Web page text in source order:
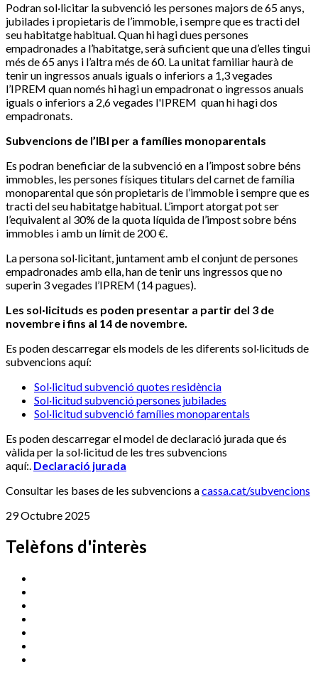
Podran sol·licitar la subvenció les persones majors de 65 anys,
jubilades i propietaris de l’immoble, i sempre que es tracti del
seu habitatge habitual. Quan hi hagi dues persones
empadronades a l’habitatge, serà suficient que una d’elles tingui
més de 65 anys i l’altra més de 60. La unitat familiar haurà de
tenir un ingressos anuals iguals o inferiors a 1,3 vegades
l’IPREM quan només hi hagi un empadronat o ingressos anuals
iguals o inferiors a 2,6 vegades l'IPREM quan hi hagi dos
empadronats.
Subvencions de l’IBI per a famílies monoparentals
Es podran beneficiar de la subvenció en a l’impost sobre béns
immobles, les persones físiques titulars del carnet de família
monoparental que són propietaris de l’immoble i sempre que es
tracti del seu habitatge habitual. L’import atorgat pot ser
l’equivalent al 30% de la quota líquida de l’impost sobre béns
immobles i amb un límit de 200 €.
La persona sol·licitant, juntament amb el conjunt de persones
empadronades amb ella, han de tenir uns ingressos que no
superin 3 vegades l’IPREM (14 pagues).
Les sol·licituds es poden presentar a partir del 3 de
novembre i fins al 14 de novembre.
Es poden descarregar els models de les diferents sol·licituds de
subvencions aquí:
Sol·licitud subvenció quotes residència
Sol·licitud subvenció persones jubilades
Sol·licitud subvenció famílies monoparentals
Es poden descarregar el model de declaració jurada que és
vàlida per la sol·licitud de les tres subvencions
aquí:. Declaració jurada
Consultar les bases de les subvencions acassa.cat/subvencions
29 Octubre 2025
Telèfons d'interès